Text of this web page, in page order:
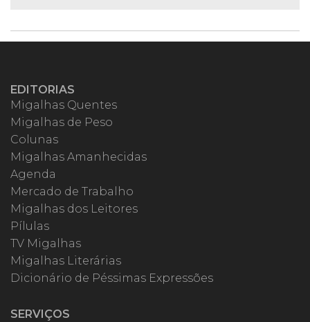
EDITORIAS
Migalhas Quentes
Migalhas de Peso
Colunas
Migalhas Amanhecidas
Agenda
Mercado de Trabalho
Migalhas dos Leitores
Pílulas
TV Migalhas
Migalhas Literárias
Dicionário de Péssimas Expressões
SERVIÇOS